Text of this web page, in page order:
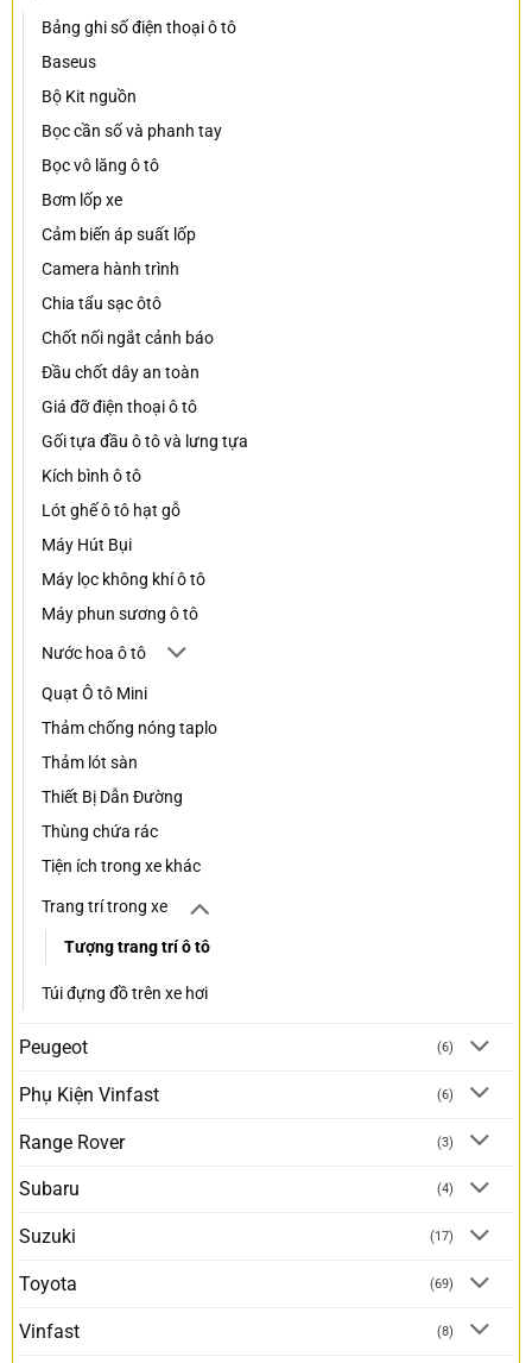
Bảng ghi số điện thoại ô tô
Baseus
Bộ Kit nguồn
Bọc cần số và phanh tay
Bọc vô lăng ô tô
Bơm lốp xe
Cảm biến áp suất lốp
Camera hành trình
Chia tẩu sạc ôtô
Chốt nối ngắt cảnh báo
Đầu chốt dây an toàn
Giá đỡ điện thoại ô tô
Gối tựa đầu ô tô và lưng tựa
Kích bình ô tô
Lót ghế ô tô hạt gỗ
Máy Hút Bụi
Máy lọc không khí ô tô
Máy phun sương ô tô
Nước hoa ô tô
Quạt Ô tô Mini
Thảm chống nóng taplo
Thảm lót sàn
Thiết Bị Dẫn Đường
Thùng chứa rác
Tiện ích trong xe khác
Trang trí trong xe
Tượng trang trí ô tô
Túi đựng đồ trên xe hơi
Peugeot (6)
Phụ Kiện Vinfast (6)
Range Rover (3)
Subaru (4)
Suzuki (17)
Toyota (69)
Vinfast (8)